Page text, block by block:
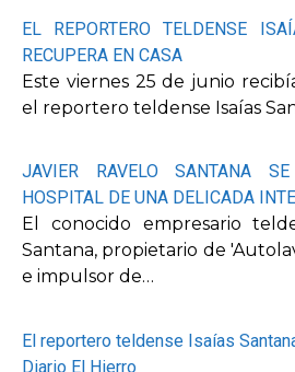
EL REPORTERO TELDENSE
RECUPERA EN CASA
Este viernes 25 de junio
el reportero teldense Isaías
JAVIER RAVELO SANTANA
HOSPITAL DE UNA DELICADA
El conocido empresario
Santana, propietario de
e impulsor de…
El reportero teldense Isaías
Diario El Hierro